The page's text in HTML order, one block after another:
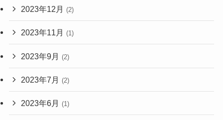
2023年12月 (2)
2023年11月 (1)
2023年9月 (2)
2023年7月 (2)
2023年6月 (1)